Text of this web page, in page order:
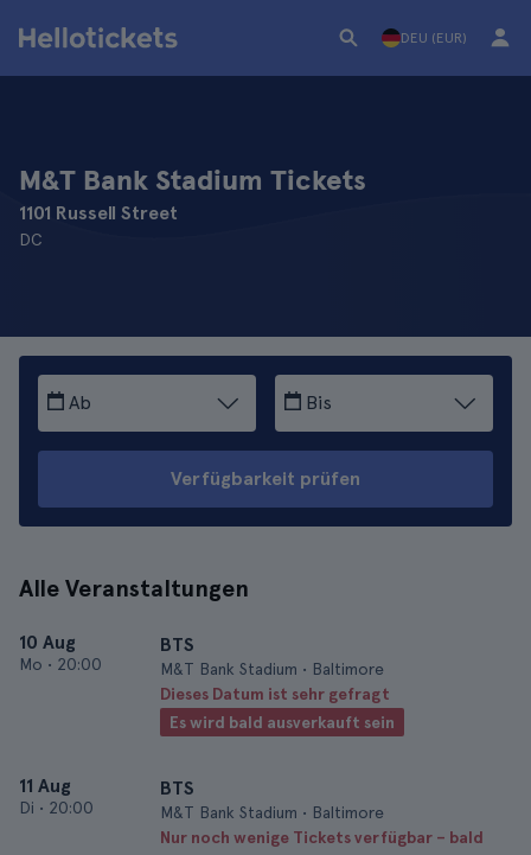
DEU (EUR)
M&T Bank Stadium Tickets
1101 Russell Street
DC
Ab Bis
Verfügbarkeit prüfen
Alle Veranstaltungen
10 Aug
Mo • 20:00
BTS
M&T Bank Stadium • Baltimore
Dieses Datum ist sehr gefragt
Es wird bald ausverkauft sein
11 Aug
Di • 20:00
BTS
M&T Bank Stadium • Baltimore
Nur noch wenige Tickets verfügbar – bald